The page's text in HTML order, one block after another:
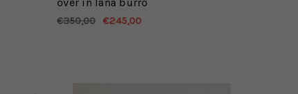
€350,00 €245,00